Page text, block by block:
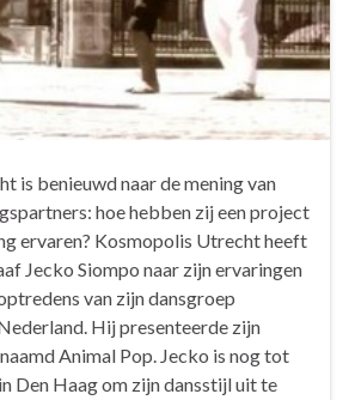
is benieuwd naar de mening van
hoe hebben zij een project
ervaren? Kosmopolis Utrecht heeft
Jecko Siompo naar zijn ervaringen
van zijn dansgroep
Hij presenteerde zijn
Animal Pop. Jecko is nog tot
Den Haag om zijn dansstijl uit te